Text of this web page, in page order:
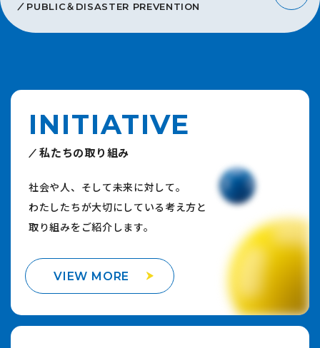
PUBLIC＆DISASTER PREVENTION
INITIATIVE
私たちの取り組み
社会や人、そして未来に対して。
わたしたちが大切にしている考え方と
取り組みをご紹介します。
VIEW MORE